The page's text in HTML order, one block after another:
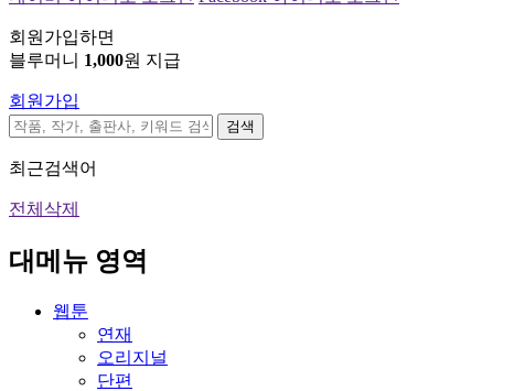
회원가입하면
블루머니 1,000원 지급
회원가입
검색
최근검색어
전체삭제
대메뉴 영역
웹툰
연재
오리지널
단편